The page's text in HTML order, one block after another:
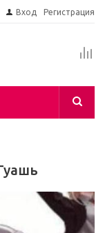
Вход Регистрация